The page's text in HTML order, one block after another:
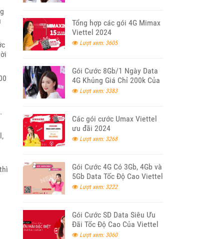
Tổng hợp các gói 4G Mimax
Viettel 2024
Lượt xem: 3605
Gói Cước 8Gb/1 Ngày Data
4G Khủng Giá Chỉ 200k Của
Viettel
Lượt xem: 3383
Các gói cước Umax Viettel
ưu đãi 2024
Lượt xem: 3268
Gói Cước 4G Có 3Gb, 4Gb và
5Gb Data Tốc Độ Cao Viettel
Lượt xem: 3222
Gói Cước SD Data Siêu Ưu
Đãi Tốc Độ Cao Của Viettel
2024Lượt xem: 3060